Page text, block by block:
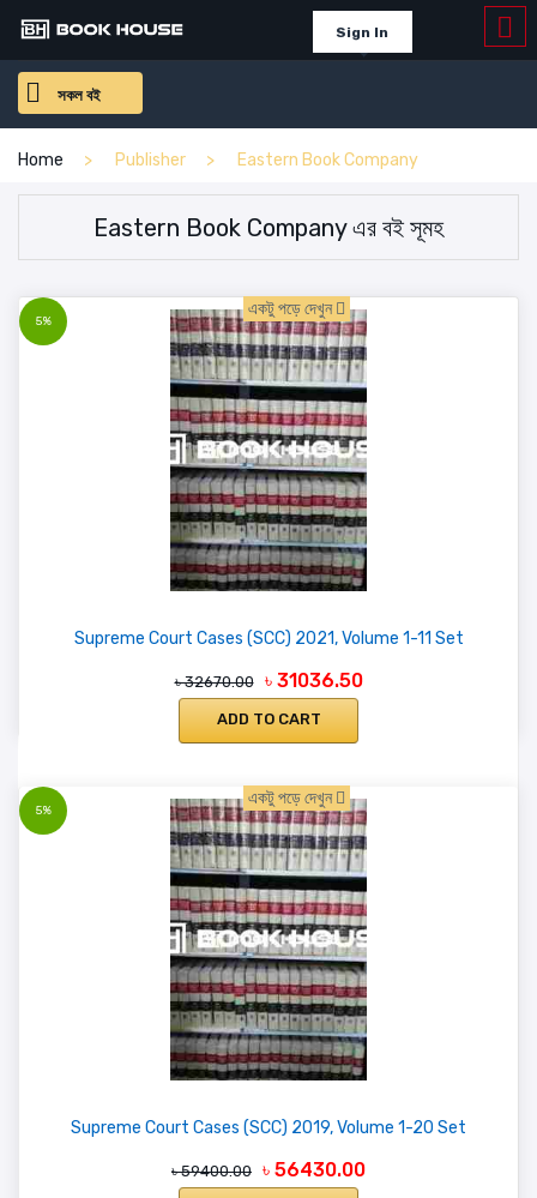
Sign In
সকল বই
Home Publisher Eastern Book Company
Eastern Book Company এর বই সূমহ
5%
একটু পড়ে দেখুন
Supreme Court Cases (SCC) 2021, Volume 1-11 Set
৳ 32670.00 ৳ 31036.50
ADD TO CART
5%
একটু পড়ে দেখুন
Supreme Court Cases (SCC) 2019, Volume 1-20 Set
৳ 59400.00 ৳ 56430.00